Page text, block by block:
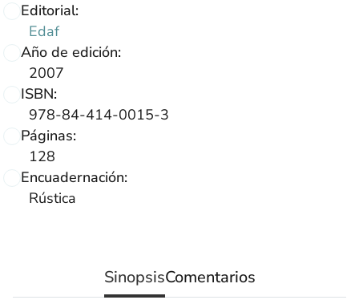
Editorial:
Edaf
Año de edición:
2007
ISBN:
978-84-414-0015-3
Páginas:
128
Encuadernación:
Rústica
SinopsisComentarios